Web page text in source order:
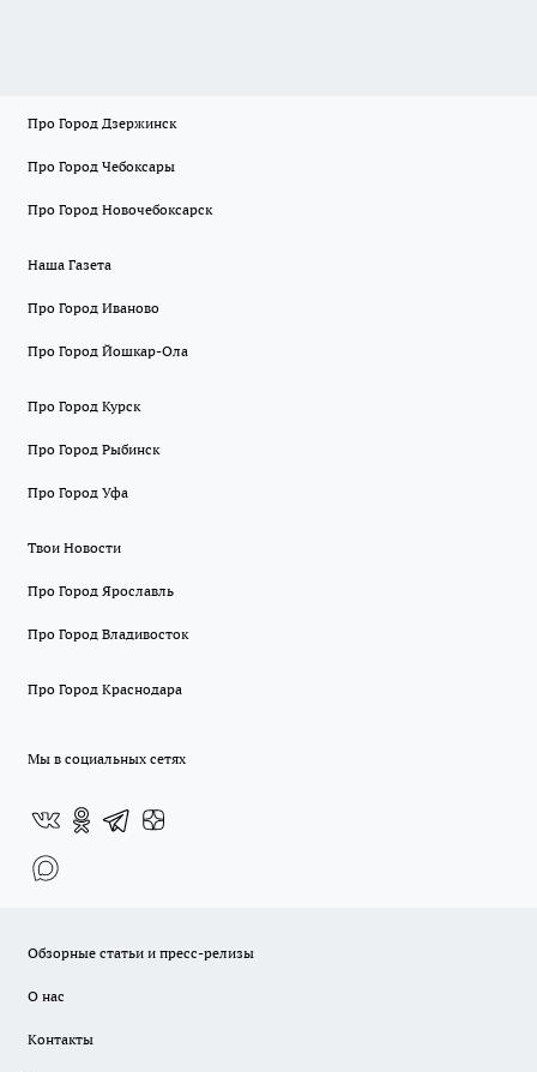
Про Город Дзержинск
Про Город Чебоксары
Про Город Новочебоксарск
Наша Газета
Про Город Иваново
Про Город Йошкар-Ола
Про Город Курск
Про Город Рыбинск
Про Город Уфа
Твои Новости
Про Город Ярославль
Про Город Владивосток
Про Город Краснодара
Мы в социальных сетях
Обзорные статьи и пресс-релизы
О нас
Контакты